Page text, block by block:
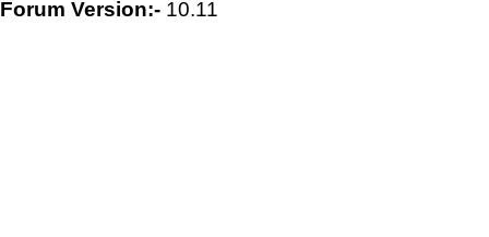
Forum Version:- 10.11